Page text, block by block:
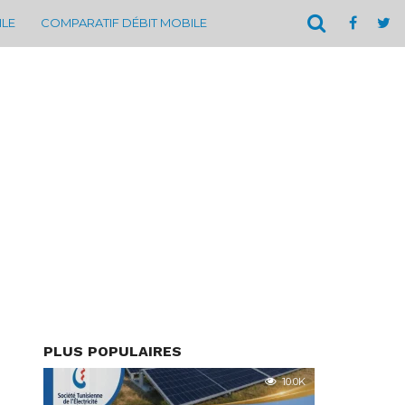
COMPARATIF DÉBIT MOBILE
PLUS POPULAIRES
10.0K